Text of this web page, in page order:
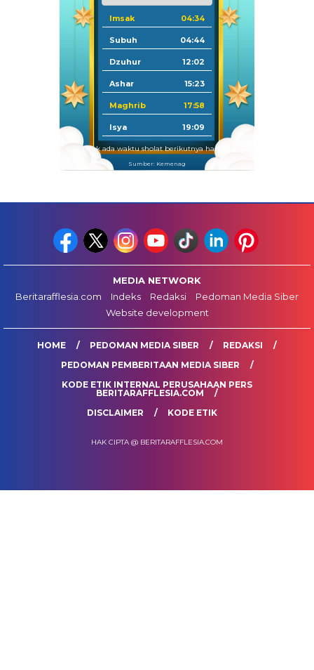
Imsak 04:34
Subuh 04:44
Dzuhur 12:02
Ashar 15:23
Maghrib 17:58
Isya 19:09
Tidak ada waktu sholat berikutnya hari ini.
Sumber: Kemenag
MEDIA NETWORK
Beritarafflesia.com
Indeks Redaksi
Pedoman Media Siber
Website development
HOME PEDOMAN MEDIA SIBER
REDAKSI
PEDOMAN PEMBERITAAN MEDIA SIBER
KODE ETIK INTERNAL PERUSAHAAN PERS
BERITARAFFLESIA.COM
DISCLAIMER
KODE ETIK
HAK CIPTA @ BERITARAFFLESIA.COM